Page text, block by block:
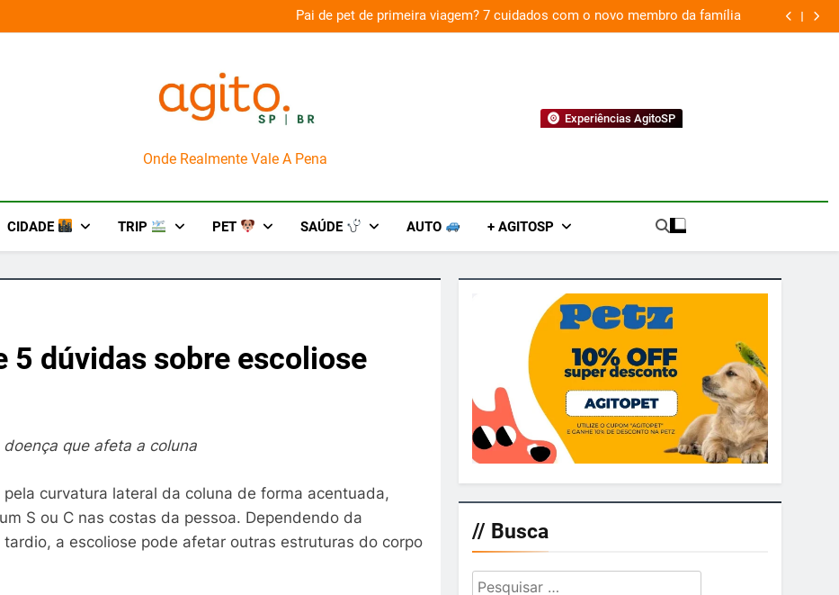
Pai de pet de primeira viagem? 7 cuidados com o novo membro da família
AgitoSP
Onde Realmente Vale A Pena
Experiências AgitoSP
CIDADE TRIP PET SAÚDE AUTO + AGITOSP
5 dúvidas sobre escoliose
que afeta a coluna
curvatura lateral da coluna de forma acentuada,
S ou C nas costas da pessoa. Dependendo da
a escoliose pode afetar outras estruturas do corpo
// Busca
Pesquisar